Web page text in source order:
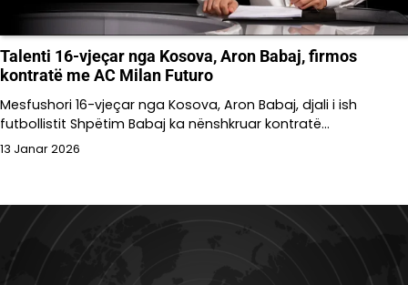
Talenti 16-vjeçar nga Kosova, Aron Babaj, firmos
kontratë me AC Milan Futuro
Mesfushori 16-vjeçar nga Kosova, Aron Babaj, djali i ish
futbollistit Shpëtim Babaj ka nënshkruar kontratë…
13 Janar 2026